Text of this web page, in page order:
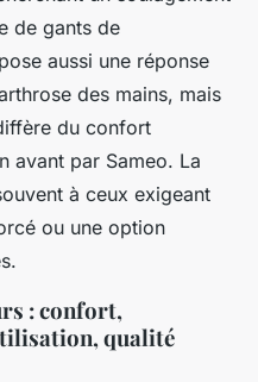
de gants de
aussi une réponse
des mains, mais
du confort
avant par Sameo. La
à ceux exigeant
ou une option
: confort,
qualité